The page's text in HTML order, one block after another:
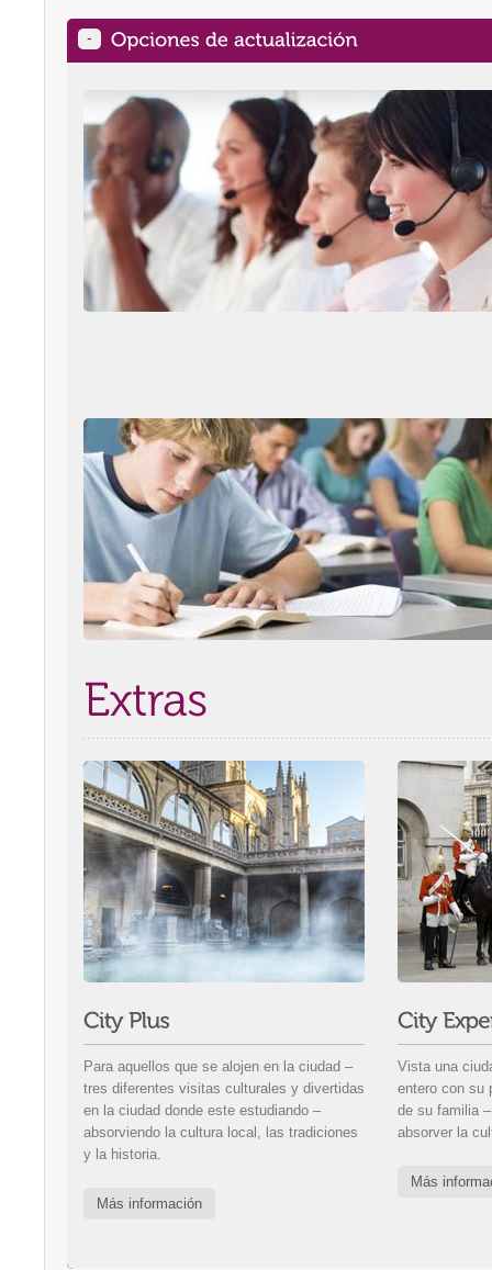
-
Para aquellos que se alojen en la ciudad –
tres diferentes visitas culturales y divertidas
en la ciudad donde este estudiando –
absorviendo la cultura local, las tradiciones
y la historia.
Más información
Vista una
entero con su
de su familia
absorver la
Más